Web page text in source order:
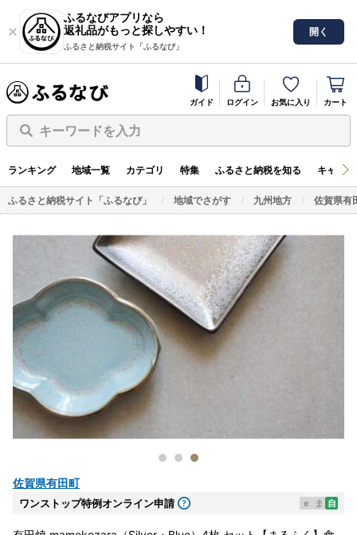
ふるなびアプリなら
返礼品がもっと探しやすい！
ふるさと納税サイト「ふるなび」
開く
ガイド ログイン お気に入り カート
キーワードを入力
ランキング 地域一覧 カテゴリ 特集 ふるさと納税を知る キャン
ふるさと納税サイト「ふるなび」 地域でさがす 九州地方 佐賀県有
佐賀県有田町
ワンストップ特例オンライン申請 e ま 自